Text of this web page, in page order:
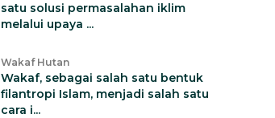
satu solusi permasalahan iklim
melalui upaya ...
Wakaf Hutan
Wakaf, sebagai salah satu bentuk
filantropi Islam, menjadi salah satu
cara i...